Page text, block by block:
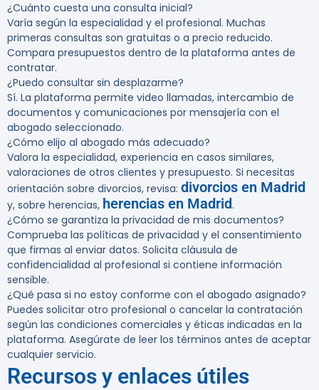
¿Cuánto cuesta una consulta inicial?
Varía según la especialidad y el profesional. Muchas
primeras consultas son gratuitas o a precio reducido.
Compara presupuestos dentro de la plataforma antes de
contratar.
¿Puedo consultar sin desplazarme?
Sí. La plataforma permite video llamadas, intercambio de
documentos y comunicaciones por mensajería con el
abogado seleccionado.
¿Cómo elijo al abogado más adecuado?
Valora la especialidad, experiencia en casos similares,
valoraciones de otros clientes y presupuesto. Si necesitas
orientación sobre divorcios, revisa: divorcios en Madrid
y, sobre herencias, herencias en Madrid.
¿Cómo se garantiza la privacidad de mis documentos?
Comprueba las políticas de privacidad y el consentimiento
que firmas al enviar datos. Solicita cláusula de
confidencialidad al profesional si contiene información
sensible.
¿Qué pasa si no estoy conforme con el abogado asignado?
Puedes solicitar otro profesional o cancelar la contratación
según las condiciones comerciales y éticas indicadas en la
plataforma. Asegúrate de leer los términos antes de aceptar
cualquier servicio.
Recursos y enlaces útiles